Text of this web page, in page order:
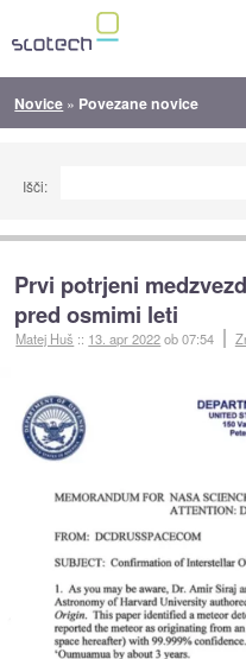
Novice » Povezane novice
Išči:
Prvi potrjeni
pred osmimi leti
Matej Huš :: 13. apr 2022ob 07:54